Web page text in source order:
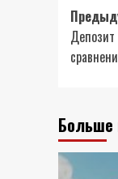
Больше